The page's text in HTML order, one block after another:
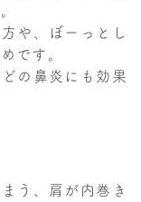
や、ぼーっとし
です。
の鼻炎にも効果
う、肩が内巻き